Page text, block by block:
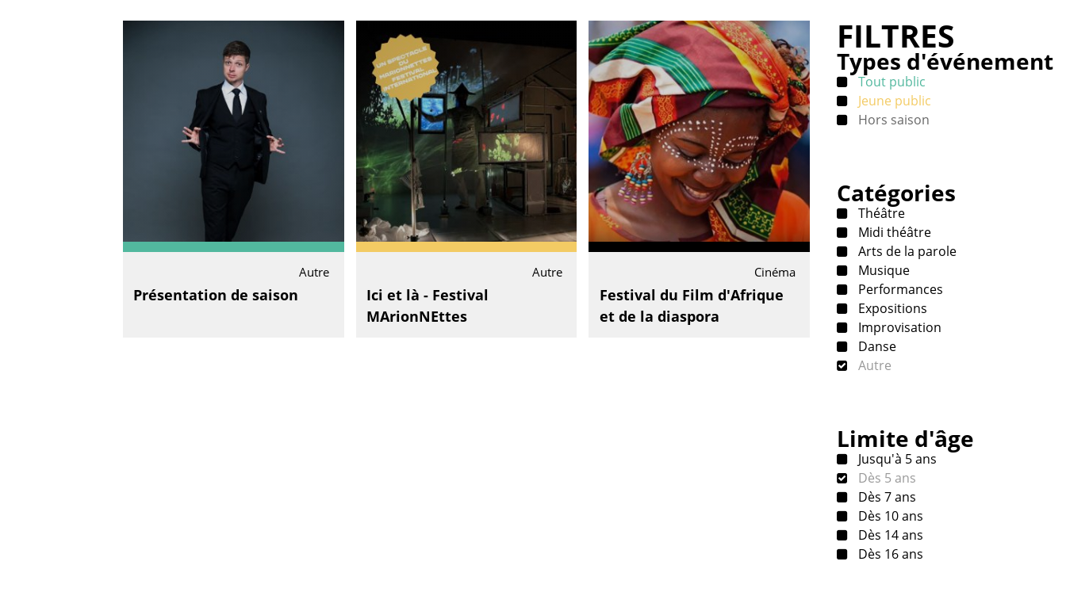
Autre
Présentation de saison
Autre
Ici et là - Festival
MArionNEttes
Cinéma
Festival du Film d'Afrique
et de la diaspora
FILTRES
Types d'événement
Tout public
Jeune public
Hors saison
Catégories
Théâtre
Midi théâtre
Arts de la parole
Musique
Performances
Expositions
Improvisation
Danse
Autre
Limite d'âge
Jusqu'à 5 ans
Dès 5 ans
Dès 7 ans
Dès 10 ans
Dès 14 ans
Dès 16 ans